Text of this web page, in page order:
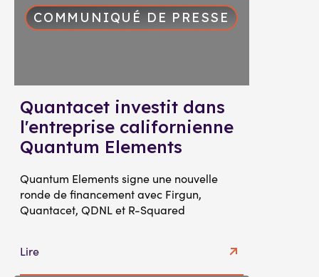
COMMUNIQUÉ DE PRESSE
Quantacet investit dans
l'entreprise californienne
Quantum Elements
Quantum Elements signe une nouvelle
ronde de financement avec Firgun,
Quantacet, QDNL et R-Squared
Lire